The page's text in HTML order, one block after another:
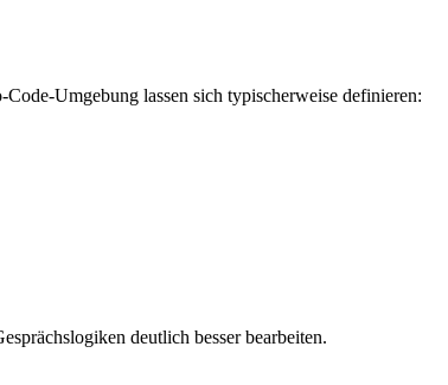
Umgebung lassen sich typischerweise definieren:
deutlich besser bearbeiten.